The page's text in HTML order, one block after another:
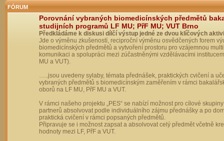
FÓRUM
Porovnání vybraných biomedicínských předmětů
studijních programů LF MU; PřF MU; VUT Brno
Předkládáme k diskusi dílčí výstup jedné ze dvou klíčových
Jde o výměnu zkušeností, reciproční výměnu osvědčených forem
biomedicínských předmětů a vytvoření prostoru pro vzájemnou
komunikaci a spolupráci mezi zúčastněnými vzdělávacími
MU a VUT).
…..jsou uvedeny sylaby, témata přednášek, praktických cvičení a
vybraných předmětů s biomedicínským zaměřením v rámci
oborů na LF MU, PřF MU a VUT.
V rámci našeho projektu „PES“ se nabízí možnost pro cílové
partnerů absolvovat podle individuálního zájmu přednášky a po
praktická cvičení v rámci popsaných předmětů.
Připravuje se i možnost zapsat a absolvovat celý předmět včetně
hodnoty mezi LF, PřF a VUT.